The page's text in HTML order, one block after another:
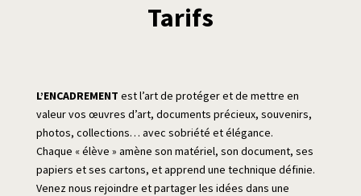
Tarifs
L’ENCADREMENT est l’art de protéger et de mettre en
valeur vos œuvres d’art, documents précieux, souvenirs,
photos, collections… avec sobriété et élégance.
Chaque « élève » amène son matériel, son document, ses
papiers et ses cartons, et apprend une technique définie.
Venez nous rejoindre et partager les idées dans une